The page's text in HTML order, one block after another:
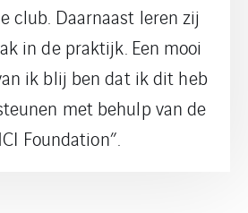
club. Daarnaast leren zij
in de praktijk. Een mooi
ik blij ben dat ik dit heb
met behulp van de
Foundation”.